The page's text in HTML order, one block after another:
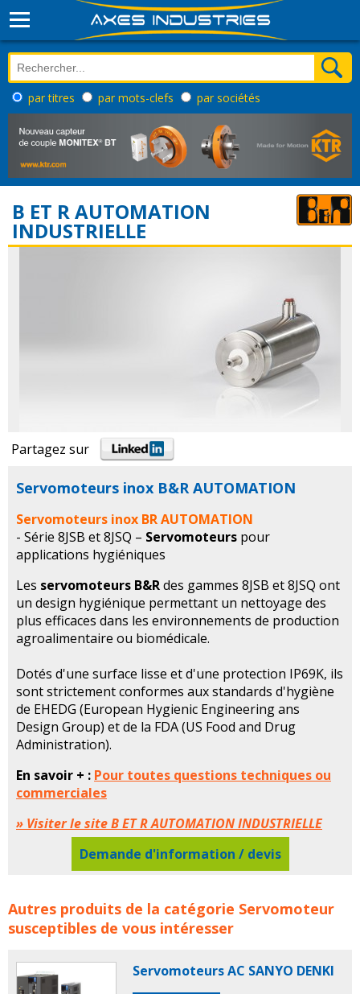
par titres par mots-clefs par sociétés
B ET R AUTOMATION
INDUSTRIELLE
Partagez sur
Servomoteurs inox B&R AUTOMATION
Servomoteurs inox BR AUTOMATION
- Série 8JSB et 8JSQ – Servomoteurs pour
applications hygiéniques
Les servomoteurs B&Rdes gammes 8JSB et 8JSQ ont
un design hygiénique permettant un nettoyage des
plus efficaces dans les environnements de production
agroalimentaire ou biomédicale.
Dotés d'une surface lisse et d'une protection IP69K, ils
sont strictement conformes aux standards d'hygiène
de EHEDG (European Hygienic Engineering ans
Design Group) et de la FDA (US Food and Drug
Administration).
En savoir + : Pour toutes questions techniques ou
commerciales
» Visiter le site B ET R AUTOMATION INDUSTRIELLE
Demande d'information / devis
Servomoteurs inox B&R AUTOMATION concerne les
familles de produits : brbr automation
servomoteurs
Autres produits de la catégorie Servomoteur
susceptibles de vous intéresser
Servomoteurs AC SANYO DENKI